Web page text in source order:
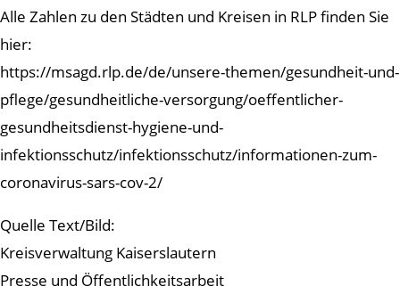
Alle Zahlen zu den Städten und Kreisen in RLP finden Sie
hier:
https://msagd.rlp.de/de/unsere-themen/gesundheit-und-
pflege/gesundheitliche-versorgung/oeffentlicher-
gesundheitsdienst-hygiene-und-
infektionsschutz/infektionsschutz/informationen-zum-
coronavirus-sars-cov-2/
Quelle Text/Bild:
Kreisverwaltung Kaiserslautern
Presse und Öffentlichkeitsarbeit